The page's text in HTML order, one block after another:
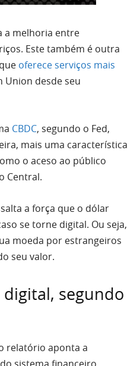
a melhoria entre
Este também é outra
oferece serviços mais
Union desde seu
CBDC, segundo o Fed,
mais uma característica
o aceso ao público
Central.
a força que o dólar
se torne digital. Ou seja,
moeda por estrangeiros
seu valor.
digital, segundo
relatório aponta a